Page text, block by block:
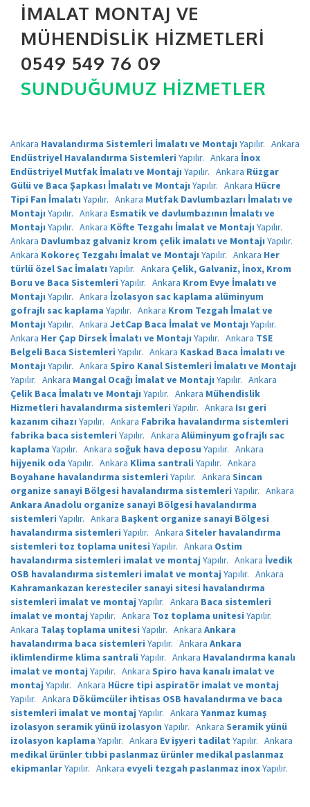
İMALAT MONTAJ VE
MÜHENDISLIK HIZMETLERI
0549 549 76 09
SUNDUĞUMUZ HIZMETLER
Ankara Havalandırma Sistemleri İmalatı ve Montajı Yapılır. Ankara
Endüstriyel Havalandırma Sistemleri Yapılır. Ankara İnox
Endüstriyel Mutfak İmalatı ve Montajı Yapılır. Ankara Rüzgar
Gülü ve Baca Şapkası İmalatı ve Montajı Yapılır. Ankara Hücre
Tipi Fan İmalatı Yapılır. Ankara Mutfak Davlumbazları İmalatı ve
Montajı Yapılır. Ankara Esmatik ve davlumbazının İmalatı ve
Montajı Yapılır. Ankara Köfte Tezgahı İmalat ve Montajı Yapılır.
Ankara Davlumbaz galvaniz krom çelik imalatı ve Montajı Yapılır.
Ankara Kokoreç Tezgahı İmalat ve Montajı Yapılır. Ankara Her
türlü özel Sac İmalatı Yapılır. Ankara Çelik, Galvaniz, İnox, Krom
Boru ve Baca Sistemleri Yapılır. Ankara Krom Evye İmalatı ve
Montajı Yapılır. Ankara İzolasyon sac kaplama alüminyum
gofrajlı sac kaplama Yapılır. Ankara Krom Tezgah İmalat ve
Montajı Yapılır. Ankara JetCap Baca İmalat ve Montajı Yapılır.
Ankara Her Çap Dirsek İmalatı ve Montajı Yapılır. Ankara TSE
Belgeli Baca Sistemleri Yapılır. Ankara Kaskad Baca İmalatı ve
Montajı Yapılır. Ankara Spiro Kanal Sistemleri İmalatı ve Montajı
Yapılır. Ankara Mangal Ocağı İmalat ve Montajı Yapılır. Ankara
Çelik Baca İmalatı ve Montajı Yapılır. Ankara Mühendislik
Hizmetleri havalandırma sistemleri Yapılır. Ankara Isı geri
kazanım cihazı Yapılır. Ankara Fabrika havalandırma sistemleri
fabrika baca sistemleri Yapılır. Ankara Alüminyum gofrajlı sac
kaplama Yapılır. Ankara soğuk hava deposu Yapılır. Ankara
hijyenik oda Yapılır. Ankara Klima santrali Yapılır. Ankara
Boyahane havalandırma sistemleri Yapılır. Ankara Sincan
organize sanayi Bölgesi havalandırma sistemleri Yapılır. Ankara
Ankara Anadolu organize sanayi Bölgesi havalandırma
sistemleri Yapılır. Ankara Başkent organize sanayi Bölgesi
havalandırma sistemleri Yapılır. Ankara Siteler havalandırma
sistemleri toz toplama unitesi Yapılır. Ankara Ostim
havalandırma sistemleri imalat ve montaj Yapılır. Ankara İvedik
OSB havalandırma sistemleri imalat ve montaj Yapılır. Ankara
Kahramankazan keresteciler sanayi sitesi havalandırma
sistemleri imalat ve montaj Yapılır. Ankara Baca sistemleri
imalat ve montaj Yapılır. Ankara Toz toplama unitesi Yapılır.
Ankara Talaş toplama unitesi Yapılır. Ankara Ankara
havalandırma baca sistemleri Yapılır. Ankara Ankara
iklimlendirme klima santrali Yapılır. Ankara Havalandırma kanalı
imalat ve montaj Yapılır. Ankara Spiro hava kanalı imalat ve
montaj Yapılır. Ankara Hücre tipi aspiratör imalat ve montaj
Yapılır. Ankara Dökümcüler ihtisas OSB havalandırma ve baca
sistemleri imalat ve montaj Yapılır. Ankara Yanmaz kumaş
izolasyon seramik yünü izolasyon Yapılır. Ankara Seramik yünü
izolasyon kaplama Yapılır. Ankara Ev işyeri tadilat Yapılır. Ankara
medikal ürünler tıbbi paslanmaz ürünler medikal paslanmaz
ekipmanlarYapılır. Ankara evyeli tezgah paslanmaz inoxYapılır.